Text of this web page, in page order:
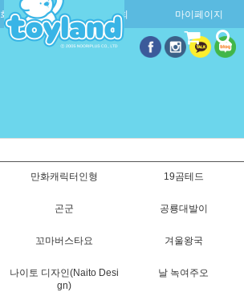
회원가입 주문조회 마이페이지
만화캐릭터인형 19곰테드
곤군 공룡대발이
꼬마버스타요 겨울왕국
나이토 디자인(Naito Desi
gn)
날 녹여주오